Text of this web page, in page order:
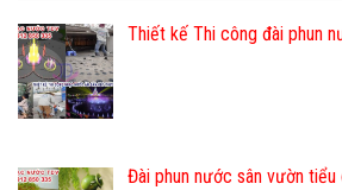
Thiết kế Thi công đài phun
Đài phun nước sân vườn